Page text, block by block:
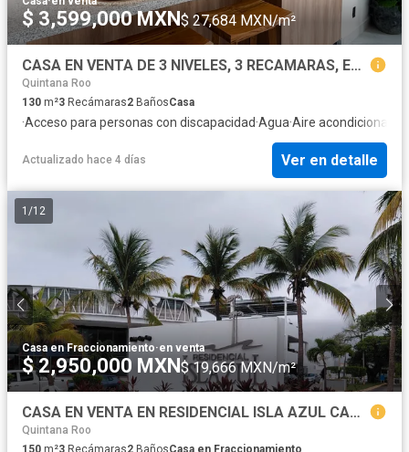
$ 3,599,000 MXN$ 27,684 MXN/m²
CASA EN VENTA DE 3 NIVELES, 3 RECAMARAS, EN RESIDENCIAL PRIVADO DE PLAYA DEL CARMEN, ALBERCA, CANCHAS, GIMNASIO
Quintana Roo
130 m²3 Recámaras2 BañosCasa
·Acceso para personas con discapacidad·Agua·Aire acondicionado
Actualizado hace 4 días Ver en detalle
1 /12
Casa en Fraccionamiento·en venta
$ 2,950,000 MXN$ 19,666 MXN/m²
CASA EN VENTA EN RESIDENCIAL ISLA AZUL CANCUN
Quintana Roo
150 m²3 Recámaras2 BañosCasa en Fraccionamiento